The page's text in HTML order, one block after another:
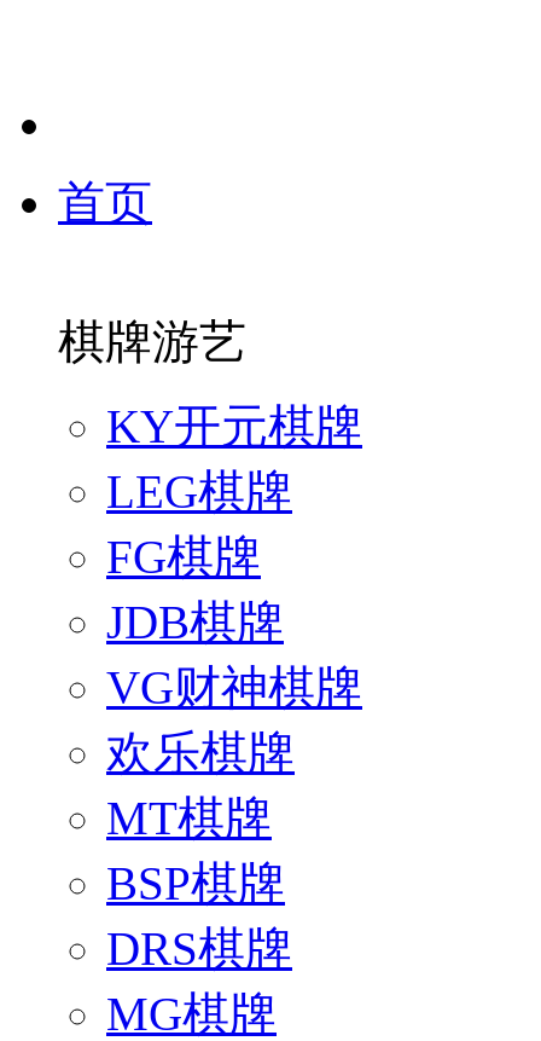
首页
棋牌游艺
KY开元棋牌
LEG棋牌
FG棋牌
JDB棋牌
VG财神棋牌
欢乐棋牌
MT棋牌
BSP棋牌
DRS棋牌
MG棋牌